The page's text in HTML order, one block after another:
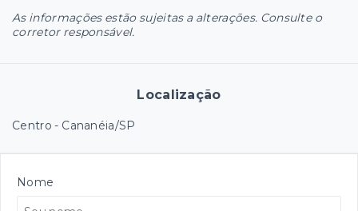
As informações estão sujeitas a alterações. Consulte o
corretor responsável.
Localização
Centro - Cananéia/SP
Nome